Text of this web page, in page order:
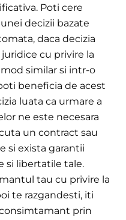
Poti cere
decizii bazate
daca decizia
cu privire la
similar si intr-o
beneficia de acest
luata ca urmare a
ne este necesara
un contract sau
si exista garantii
si libertatile tale.
tau cu privire la
te razgandesti, iti
prin